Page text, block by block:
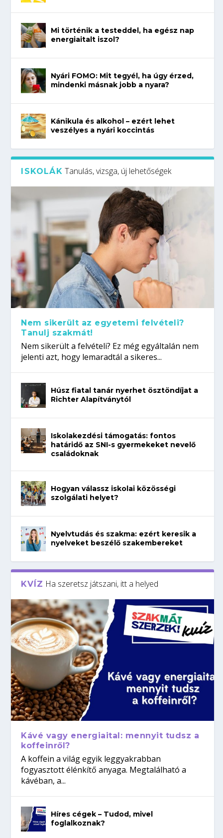
Mi történik a testeddel, ha egész nap
energiaitalt iszol?
Nyári FOMO: Mit tegyél, ha úgy érzed,
mindenki másnak jobb a nyara?
Kánikula és alkohol – ezért lehet
veszélyes a nyári koccintás
ISKOLÁK Tanulás, vizsga, új lehetőségek
Nem sikerült az egyetemi felvételi?
Tanulj szakmát!
Nem sikerült a felvételi? Ez még egyáltalán nem
jelenti azt, hogy lemaradtál a sikeres...
Húsz fiatal tanár nyerhet ösztöndíjat a
Richter Alapítványtól
Iskolakezdési támogatás: fontos
határidő az SNI-s gyermekeket nevelő
családoknak
Hogyan válassz iskolai közösségi
szolgálati helyet?
Nyelvtudás és szakma: ezért keresik a
nyelveket beszélő szakembereket
KVÍZ Ha szeretsz játszani, itt a helyed
Kávé vagy energiaital: mennyit tudsz a
koffeinről?
A koffein a világ egyik leggyakrabban
fogyasztott élénkítő anyaga. Megtalálható a
kávéban, a...
Híres cégek – Tudod, mivel
foglalkoznak?